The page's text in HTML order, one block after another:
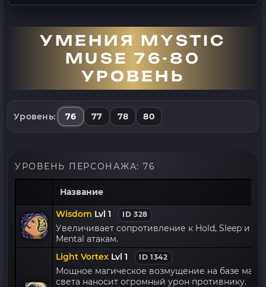
УМЕНИЯ MYSTIC
MUSE 76-80
УРОВЕНЬ
76 77 78 80
УРОВЕНЬ ПЕРСОНАЖА: 76
Название
Wisdom Lvl 1 ID 328
Увеличивает сопротивление к Hold, Sleep и
Mental атакам.
Light Vortex Lvl 1 ID 1342
Мощное магическое возмущение на базе
света наносит огромный урон противнику.